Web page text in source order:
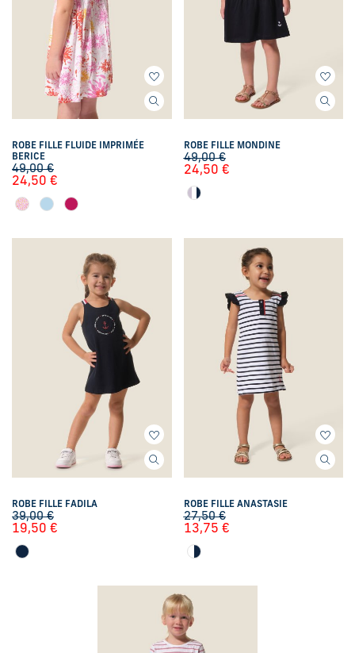
ROBE FILLE FLUIDE IMPRIMÉE
BERICE
49,00€
24,50 €
ROBE FILLE MONDINE
49,00€
24,50 €
ROBE FILLE FADILA
39,00€
19,50 €
ROBE FILLE ANASTASIE
27,50€
13,75 €